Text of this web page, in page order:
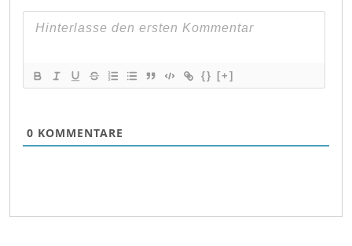
{} [+]
0 KOMMENTARE